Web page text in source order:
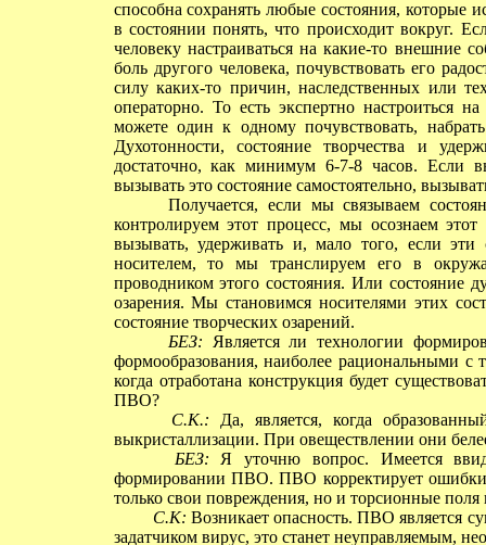
способна сохранять любые состояния, которые
в состоянии понять, что происходит вокруг.
человеку настраиваться на какие-то внешние
боль другого человека, почувствовать его
силу каких-то причин, наследственных или
операторно. То есть экспертно настроиться
можете один к одному почувствовать,
Духотонности, состояние творчества и
достаточно, как минимум 6-7-8 часов. Если
вызывать это состояние самостоятельно,
Получается, если мы связываем
контролируем этот процесс, мы осознаем
вызывать, удерживать и, мало того, если эти
носителем, то мы транслируем его в
проводником этого состояния. Или состояние
озарения. Мы становимся носителями этих
состояние творческих озарений.
БЕЗ: Является ли технологии
формообразования, наиболее рациональными с
когда отработана конструкция будет
ПВО?
С.К.: Да, является, когда
выкристаллизации. При овеществлении они
БЕЗ: Я уточню вопрос. Имеется
формировании ПВО. ПВО корректирует
только свои повреждения, но и торсионные поля
С.К: Возникает опасность. ПВО является
задатчиком вирус, это станет неуправляемым,